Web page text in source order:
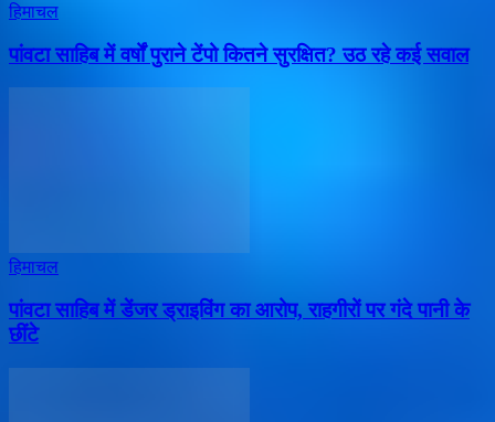
हिमाचल
पांवटा साहिब में वर्षों पुराने टेंपो कितने सुरक्षित? उठ रहे कई सवाल
हिमाचल
पांवटा साहिब में डेंजर ड्राइविंग का आरोप, राहगीरों पर गंदे पानी के
छींटे